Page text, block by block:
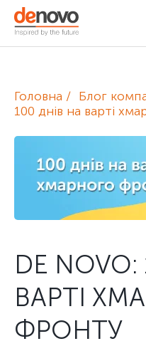
De Novo
Блог
Контакти
request@denovo.ua
Головна Блог
100 днів на варті
DE
ВАРТІ
ФРОНТУ